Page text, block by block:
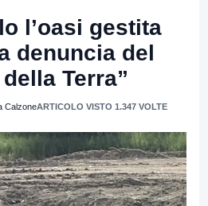
l’oasi gestita
denuncia del
Terra”
CalzoneARTICOLO VISTO 1.347 VOLTE